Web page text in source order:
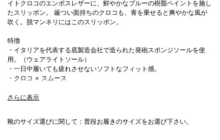
さらに表示
イトクロコのエンボスレザーに、鮮やかなブルーの樹脂ペイントを施し
たスリッポン。 厳つい面持ちのクロコも、青を乗せると爽やかな風が
吹く。脱マンネリにはこのスリッポン。
特徴
・イタリアを代表する底製造会社で造られた発砲スポンジソールを使
用。（ウェアライトソール）
・一日中履いても疲れさせないソフトなフィット感。
・クロコ × スムース
商品名
商品番号
靴のサイズ選びに関して：普段お履きのサイズをお選び下さい。